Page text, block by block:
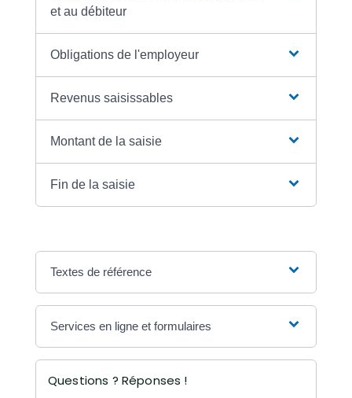
et au débiteur
Obligations de l'employeur
Revenus saisissables
Montant de la saisie
Fin de la saisie
Textes de référence
Services en ligne et formulaires
Questions ? Réponses !